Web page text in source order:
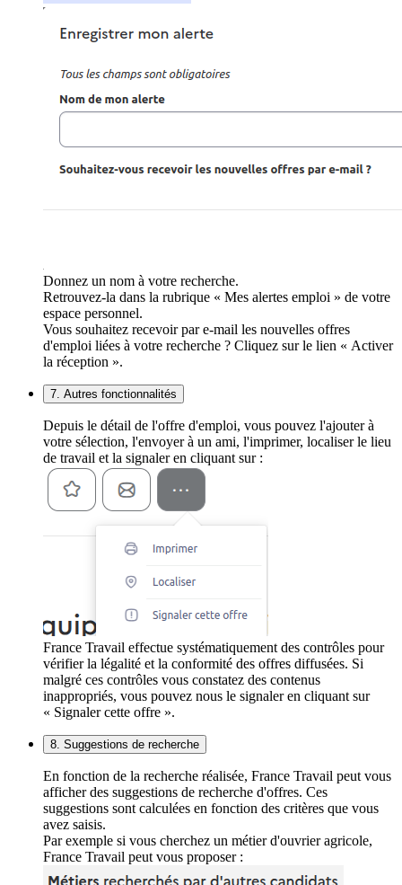
Donnez un nom à votre recherche.
Retrouvez-la dans la rubrique « Mes alertes emploi » de votre
espace personnel.
Vous souhaitez recevoir par e-mail les nouvelles offres
d'emploi liées à votre recherche ? Cliquez sur le lien « Activer
la réception ».
7. Autres fonctionnalités
Depuis le détail de l'offre d'emploi, vous pouvez l'ajouter à
votre sélection, l'envoyer à un ami, l'imprimer, localiser le lieu
de travail et la signaler en cliquant sur :
France Travail effectue systématiquement des contrôles pour
vérifier la légalité et la conformité des offres diffusées. Si
malgré ces contrôles vous constatez des contenus
inappropriés, vous pouvez nous le signaler en cliquant sur
« Signaler cette offre ».
8. Suggestions de recherche
En fonction de la recherche réalisée, France Travail peut vous
afficher des suggestions de recherche d'offres. Ces
suggestions sont calculées en fonction des critères que vous
avez saisis.
Par exemple si vous cherchez un métier d'ouvrier agricole,
France Travail peut vous proposer :